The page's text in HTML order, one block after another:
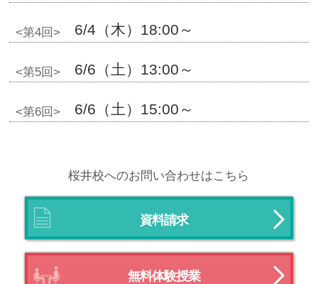
<第4回> 6/4（木）18:00～
<第5回> 6/6（土）13:00～
<第6回> 6/6（土）15:00～
桜井校へのお問い合わせはこちら
資料請求
無料体験授業